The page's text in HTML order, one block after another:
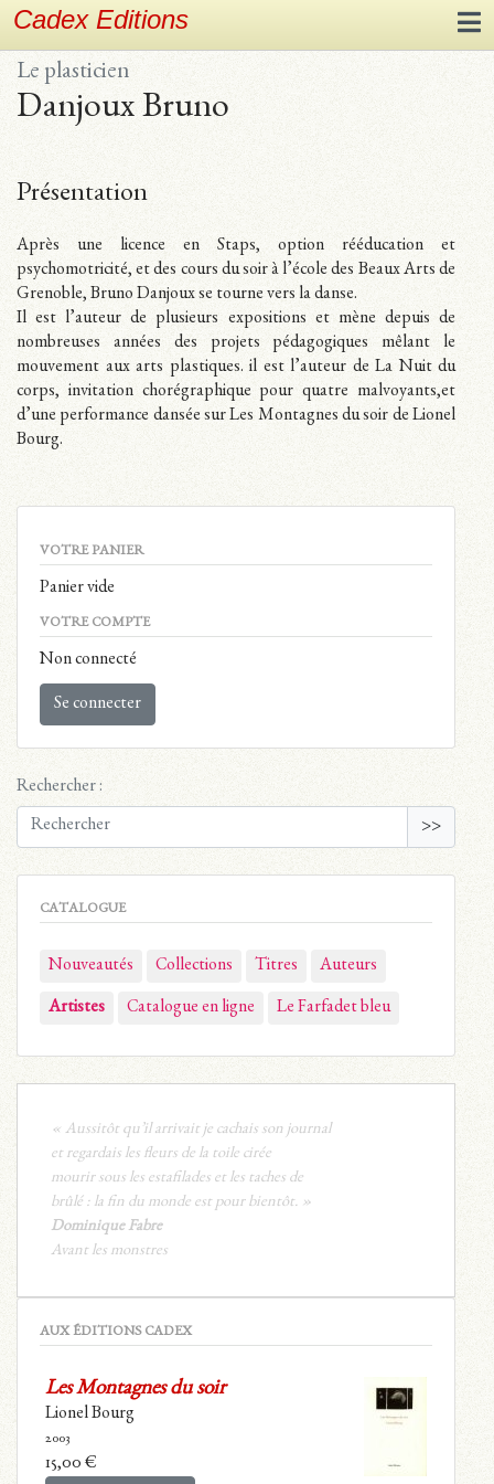
Cadex Editions
Le plasticien
Danjoux Bruno
Présentation
Après une licence en Staps, option rééducation et
psychomotricité, et des cours du soir à l’école des Beaux Arts de
Grenoble, Bruno Danjoux se tourne vers la danse.
Il est l’auteur de plusieurs expositions et mène depuis de
nombreuses années des projets pédagogiques mêlant le
mouvement aux arts plastiques. il est l’auteur de La Nuit du
corps, invitation chorégraphique pour quatre malvoyants,et
d’une performance dansée sur Les Montagnes du soir de Lionel
Bourg.
VOTRE PANIER
Panier vide
VOTRE COMPTE
Non connecté
Se connecter
Rechercher :
>>
CATALOGUE
Nouveautés Collections Titres Auteurs
Artistes Catalogue en ligne Le Farfadet bleu
« Aussitôt qu’il arrivait je cachais son journal
et regardais les fleurs de la toile cirée
mourir sous les estafilades et les taches de
brûlé : la fin du monde est pour bientôt. »
Dominique Fabre
Avant les monstres
AUX ÉDITIONS CADEX
Les Montagnes du soir
Lionel Bourg
2003
15,00 €